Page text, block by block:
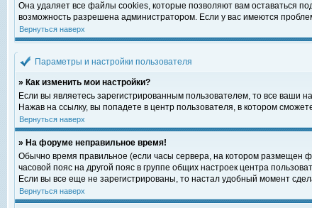
Она удаляет все файлы cookies, которые позволяют вам оставаться
возможность разрешена администратором. Если у вас имеются
Вернуться наверх
Параметры и настройки пользователя
» Как изменить мои настройки?
Если вы являетесь зарегистрированным пользователем, то все ваши
Нажав на ссылку, вы попадете в центр пользователя, в котором
Вернуться наверх
» На форуме неправильное время!
Обычно время правильное (если часы сервера, на котором размещен
часовой пояс на другой пояс в группе общих настроек центра
Если вы все еще не зарегистрированы, то настал удобный момент
Вернуться наверх